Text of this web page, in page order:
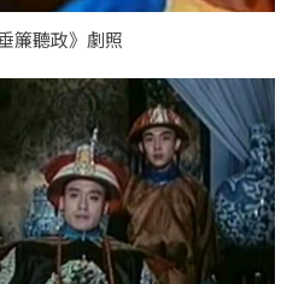
簾聽政》劇照